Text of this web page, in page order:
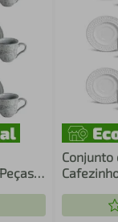
Conjunto